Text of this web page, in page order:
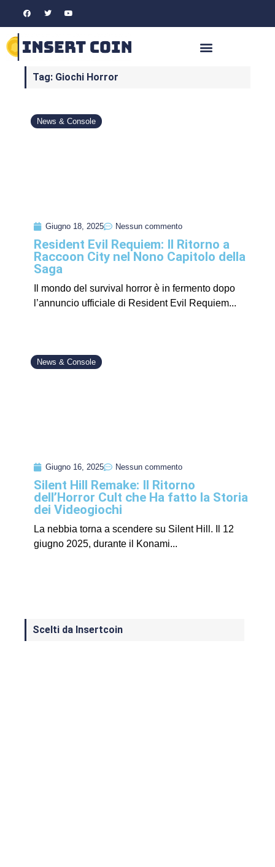
Tag: Giochi Horror
News & Console
Giugno 18, 2025 Nessun commento
Resident Evil Requiem: Il Ritorno a
Raccoon City nel Nono Capitolo della
Saga
Il mondo del survival horror è in fermento dopo
l’annuncio ufficiale di Resident Evil Requiem...
News & Console
Giugno 16, 2025 Nessun commento
Silent Hill Remake: Il Ritorno
dell’Horror Cult che Ha fatto la Storia
dei Videogiochi
La nebbia torna a scendere su Silent Hill. Il 12
giugno 2025, durante il Konami...
Scelti da Insertcoin